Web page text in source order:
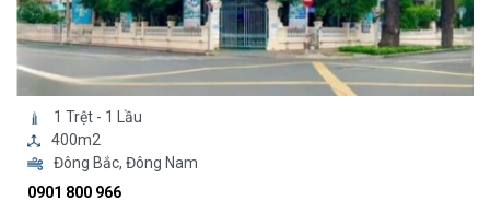
1 Trệt - 1 Lầu
400m2
Đông Bắc, Đông Nam
0901 800 966